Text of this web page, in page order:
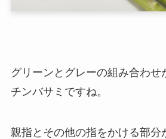
グリーンとグレーの組み合わせ
チンバサミですね。
親指とその他の指をかける部分